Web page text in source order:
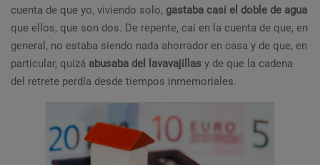
cuenta de que yo, viviendo solo, gastaba casi el doble de agua
que ellos, que son dos. De repente, caí en la cuenta de que, en
general, no estaba siendo nada ahorrador en casa y de que, en
particular, quizá abusaba del lavavajillas y de que la cadena
del retrete perdía desde tiempos inmemoriales.